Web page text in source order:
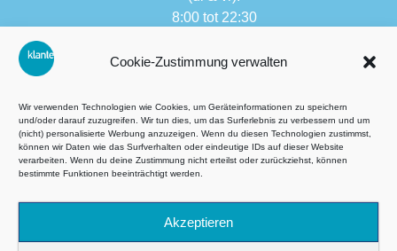
Cookie-Zustimmung verwalten
Wir verwenden Technologien wie Cookies, um Geräteinformationen zu speichern
und/oder darauf zuzugreifen. Wir tun dies, um das Surferlebnis zu verbessern und um
(nicht) personalisierte Werbung anzuzeigen. Wenn du diesen Technologien zustimmst,
können wir Daten wie das Surfverhalten oder eindeutige IDs auf dieser Website
verarbeiten. Wenn du deine Zustimmung nicht erteilst oder zurückziehst, können
bestimmte Funktionen beeinträchtigt werden.
Akzeptieren
8:00 tot 22:30
van andere
8:00 tot 17:30
Algemene voorwaarden (AVG)
Datenschutz
Impressie